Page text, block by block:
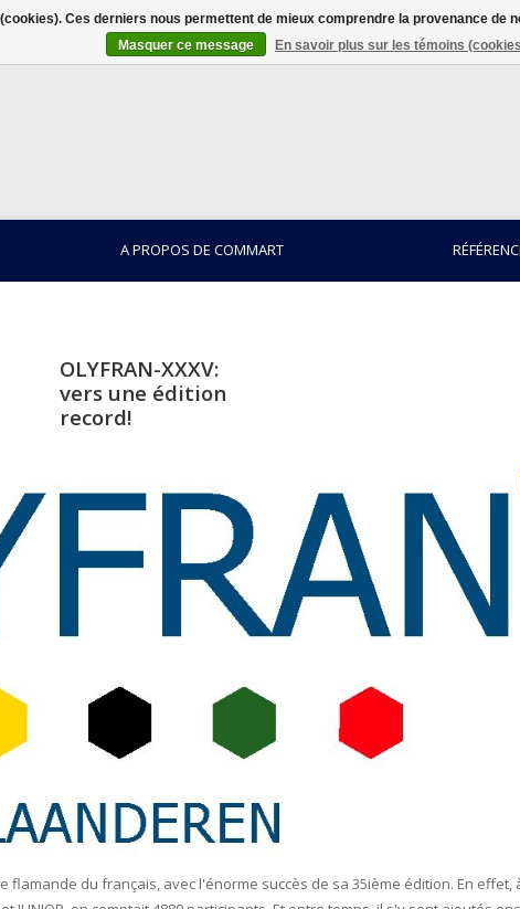
A PROPOS DE COMMART
OLYFRAN-XXXV:
vers une édition
record!
flamande du français, avec l'énorme succès de sa 35ième édition. En effet,
Ces derniers nous permettent de mieux comprendre la provenance
Masquer ce message
En savoir plus sur les témoins